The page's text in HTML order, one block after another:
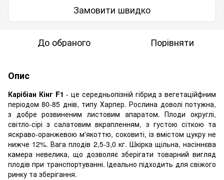
Замовити швидко
До обраного Порівняти
Опис
Карібіан Кінг F1 - це середньопізній гібрид з вегетаційфним
періодом 80-85 днів, типу Харпер. Рослина доволі потужна,
з добре розвиненим листовим апаратом. Плоди округлі,
світло-сірі з салатовим вкрапленням, з густою сіткою та
яскраво-оранжевою м'якоттю, соковиті, із вмістом цукру не
нижче 12%. Вага плодів 2,5-3,0 кг. Шкірка щільна, насіннєва
камера невелика, що дозволяє зберігати товарний вигляд
плодів при транспортуванні. Ідеально підходить для свіжого
ринку та зберігання.